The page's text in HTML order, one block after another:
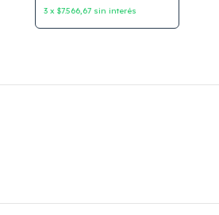
3 x$7.566,67 sin interés